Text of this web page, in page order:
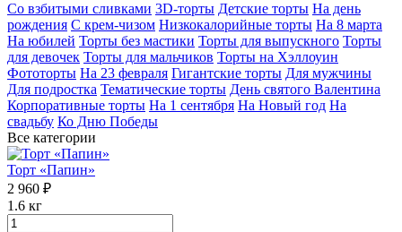
Со взбитыми сливками 3D-торты Детские торты На день
рождения С крем-чизом Низкокалорийные торты На 8 марта
На юбилей Торты без мастики Торты для выпускного Торты
для девочек Торты для мальчиков Торты на Хэллоуин
Фототорты На 23 февраля Гигантские торты Для мужчины
Для подростка Тематические торты День святого Валентина
Корпоративные торты На 1 сентября На Новый год На
свадьбу Ко Дню Победы
Все категории
Торт «Папин»
2 960 ₽
1.6 кг